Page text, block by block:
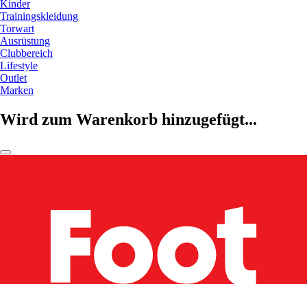
Kinder
Trainingskleidung
Torwart
Ausrüstung
Clubbereich
Lifestyle
Outlet
Marken
Wird zum Warenkorb hinzugefügt...